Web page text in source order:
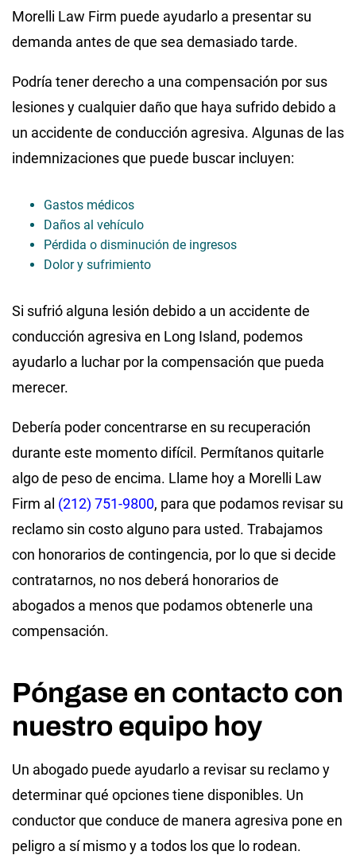
Morelli Law Firm puede ayudarlo a presentar su
demanda antes de que sea demasiado tarde.
Podría tener derecho a una compensación por sus
lesiones y cualquier daño que haya sufrido debido a
un accidente de conducción agresiva. Algunas de las
indemnizaciones que puede buscar incluyen:
Gastos médicos
Daños al vehículo
Pérdida o disminución de ingresos
Dolor y sufrimiento
Si sufrió alguna lesión debido a un accidente de
conducción agresiva en Long Island, podemos
ayudarlo a luchar por la compensación que pueda
merecer.
Debería poder concentrarse en su recuperación
durante este momento difícil. Permítanos quitarle
algo de peso de encima. Llame hoy a Morelli Law
Firm al (212) 751-9800, para que podamos revisar su
reclamo sin costo alguno para usted. Trabajamos
con honorarios de contingencia, por lo que si decide
contratarnos, no nos deberá honorarios de
abogados a menos que podamos obtenerle una
compensación.
Póngase en contacto con
nuestro equipo hoy
Un abogado puede ayudarlo a revisar su reclamo y
determinar qué opciones tiene disponibles. Un
conductor que conduce de manera agresiva pone en
peligro a sí mismo y a todos los que lo rodean.